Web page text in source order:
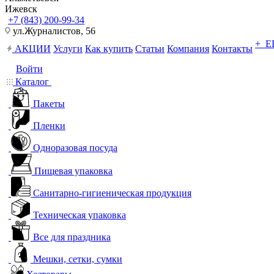
Ижевск
+7 (843) 200-99-34
ул.Журналистов, 56
АКЦИИ Услуги Как купить Статьи Компания Контакты +
Войти
Каталог
Пакеты
Пленки
Одноразовая посуда
Пищевая упаковка
Санитарно-гигиеническая продукция
Техническая упаковка
Все для праздника
Мешки, сетки, сумки